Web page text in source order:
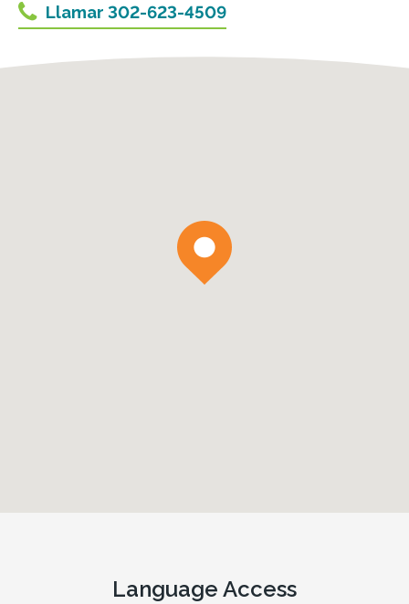
Llamar 302-623-4509
Language Access